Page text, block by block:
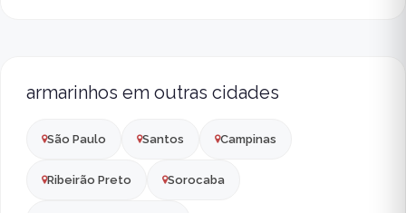
armarinhos em outras cidades
São Paulo Santos Campinas
Ribeirão Preto Sorocaba